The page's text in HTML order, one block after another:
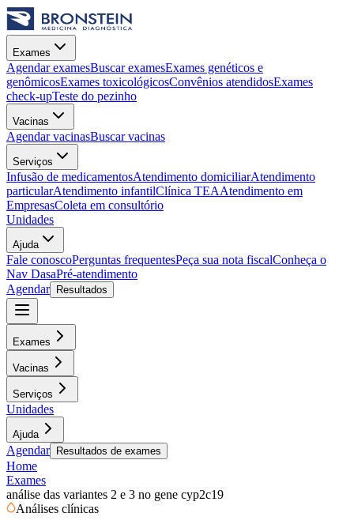
Exames
Agendar examesBuscar examesExames genéticos e
genômicosExames toxicológicosConvênios atendidosExames
check-upTeste do pezinho
Vacinas
Agendar vacinasBuscar vacinas
Serviços
Infusão de medicamentosAtendimento domiciliarAtendimento
particularAtendimento infantilClínica TEAAtendimento em
EmpresasColeta em consultório
Unidades
Ajuda
Fale conoscoPerguntas frequentesPeça sua nota fiscalConheça o
Nav DasaPré-atendimento
Agendar
Resultados
Exames
Vacinas
Serviços
Unidades
Ajuda
Agendar Resultados de exames
Home
Exames
análise das variantes 2 e 3 no gene cyp2c19
Análises clínicas